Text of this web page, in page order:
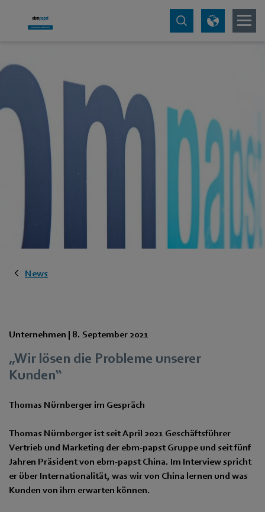
News
Unternehmen | 8. September 2021
„Wir lösen die Probleme unserer
Kunden“
Thomas Nürnberger im Gespräch
Thomas Nürnberger ist seit April 2021 Geschäftsführer
Vertrieb und Marketing der ebm‑papst Gruppe und seit fünf
Jahren Präsident von ebm‑papst China. Im Interview spricht
er über Internationalität, was wir von China lernen und was
Kunden von ihm erwarten können.